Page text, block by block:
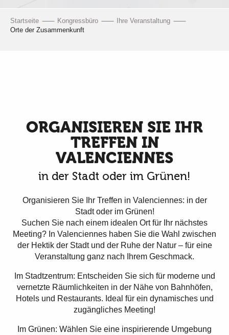
Startseite Kongressbüro
Ihre Veranstaltung
Orte der Zusammenkunft
ORGANISIEREN SIE IHR
TREFFEN IN
VALENCIENNES
in der Stadt oder im Grünen!
Organisieren Sie Ihr Treffen in Valenciennes: in der
Stadt oder im Grünen!
Suchen Sie nach einem idealen Ort für Ihr nächstes
Meeting? In Valenciennes haben Sie die Wahl zwischen
der Hektik der Stadt und der Ruhe der Natur – für eine
Veranstaltung ganz nach Ihrem Geschmack.
Im Stadtzentrum: Entscheiden Sie sich für moderne und
vernetzte Räumlichkeiten in der Nähe von Bahnhöfen,
Hotels und Restaurants. Ideal für ein dynamisches und
zugängliches Meeting!
Im Grünen: Wählen Sie eine inspirierende Umgebung